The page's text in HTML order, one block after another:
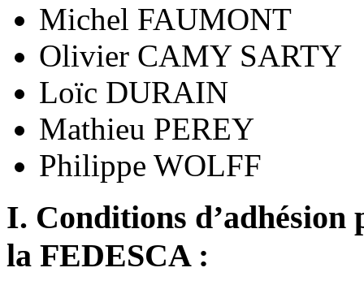
Michel FAUMONT
Olivier CAMY SARTY
Loïc DURAIN
Mathieu PEREY
Philippe WOLFF
I. Conditions d’adhésion
la FEDESCA :